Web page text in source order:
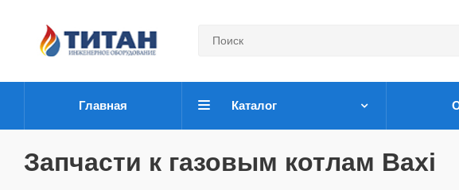
Главная Каталог
Запчасти к газовым котлам Baxi